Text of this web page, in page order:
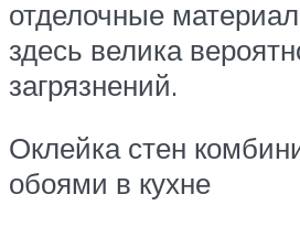
отделочные
здесь велика
загрязнений.
Оклейка стен
обоями в кухне